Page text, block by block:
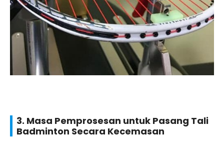
3. Masa Pemprosesan untuk Pasang Tali
Badminton Secara Kecemasan